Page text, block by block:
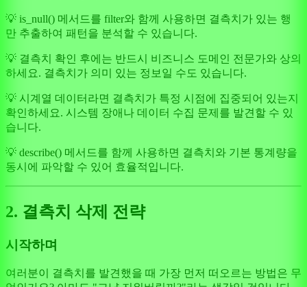
💡 is_null() 메서드를 filter와 함께 사용하면 결측치가 있는 행
만 추출하여 패턴을 분석할 수 있습니다.
💡 결측치 확인 후에는 반드시 비즈니스 도메인 전문가와 상의
하세요. 결측치가 의미 있는 정보일 수도 있습니다.
💡 시계열 데이터라면 결측치가 특정 시점에 집중되어 있는지
확인하세요. 시스템 장애나 데이터 수집 문제를 발견할 수 있
습니다.
💡 describe() 메서드를 함께 사용하면 결측치와 기본 통계량을
동시에 파악할 수 있어 효율적입니다.
2. 결측치 삭제 전략
시작하며
여러분이 결측치를 발견했을 때 가장 먼저 떠오르는 방법은 무